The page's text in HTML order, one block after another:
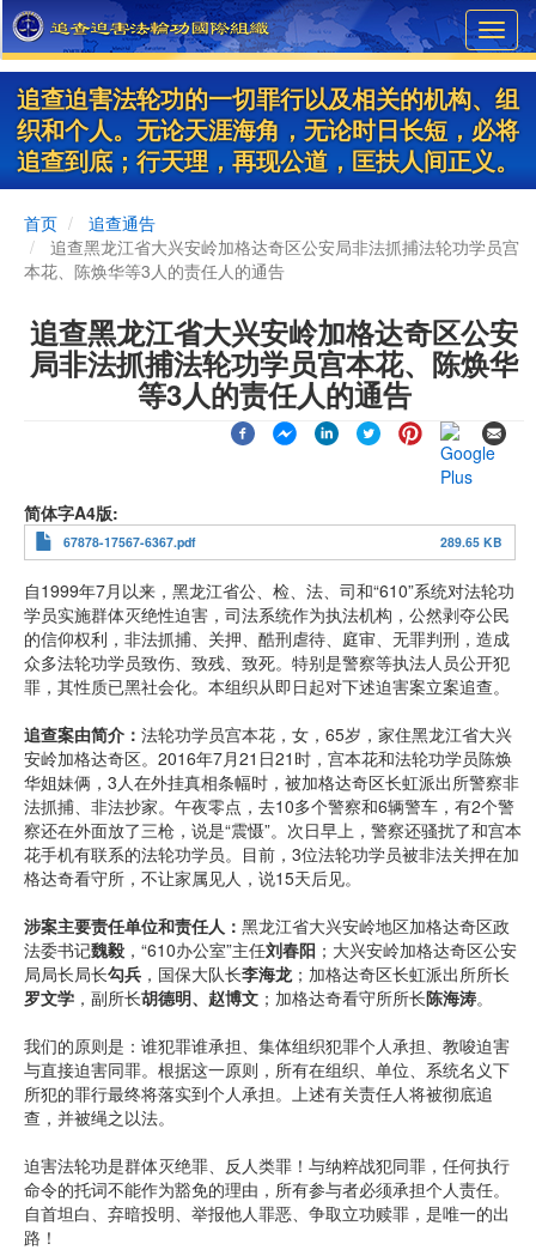
Skip
to
main
content
追查迫害法轮功的一切罪行以及相关的机构、组
织和个人。无论天涯海角，无论时日长短，必将
追查到底；行天理，再现公道，匡扶人间正义。
首页
追查通告
追查黑龙江省大兴安岭加格达奇区公安局非法抓捕法轮功学员宫
本花、陈焕华等3人的责任人的通告
追查黑龙江省大兴安岭加格达奇区公安
局非法抓捕法轮功学员宫本花、陈焕华
等3人的责任人的通告
简体字A4版
67878-17567-6367.pdf 289.65 KB
自1999年7月以来，黑龙江省公、检、法、司和“610”系统对法轮功
学员实施群体灭绝性迫害，司法系统作为执法机构，公然剥夺公民
的信仰权利，非法抓捕、关押、酷刑虐待、庭审、无罪判刑，造成
众多法轮功学员致伤、致残、致死。特别是警察等执法人员公开犯
罪，其性质已黑社会化。本组织从即日起对下述迫害案立案追查。
追查案由简介： 法轮功学员宫本花，女，65岁，家住黑龙江省大兴
安岭加格达奇区。2016年7月21日21时，宫本花和法轮功学员陈焕
华姐妹俩，3人在外挂真相条幅时，被加格达奇区长虹派出所警察非
法抓捕、非法抄家。午夜零点，去10多个警察和6辆警车，有2个警
察还在外面放了三枪，说是“震慑”。次日早上，警察还骚扰了和宫本
花手机有联系的法轮功学员。目前，3位法轮功学员被非法关押在加
格达奇看守所，不让家属见人，说15天后见。
涉案主要责任单位和责任人： 黑龙江省大兴安岭地区加格达奇区政
法委书记魏毅 ，“610办公室”主任刘春阳 ；大兴安岭加格达奇区公安
局局长局长勾兵 ，国保大队长李海龙；加格达奇区长虹派出所所长
罗文学 ，副所长胡德明、赵博文 ；加格达奇看守所所长陈海涛。
我们的原则是：谁犯罪谁承担、集体组织犯罪个人承担、教唆迫害
与直接迫害同罪。根据这一原则，所有在组织、单位、系统名义下
所犯的罪行最终将落实到个人承担。上述有关责任人将被彻底追
查，并被绳之以法。
迫害法轮功是群体灭绝罪、反人类罪！与纳粹战犯同罪，任何执行
命令的托词不能作为豁免的理由，所有参与者必须承担个人责任。
自首坦白、弃暗投明、举报他人罪恶、争取立功赎罪，是唯一的出
路！